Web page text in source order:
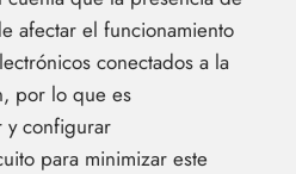
afectar el funcionamiento
conectados a la
por lo que es
y configurar
para minimizar este